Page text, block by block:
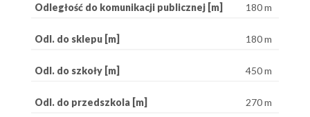
Odległość do komunikacji publicznej [m] 180 m
Odl. do sklepu [m] 180 m
Odl. do szkoły [m] 450 m
Odl. do przedszkola [m] 270 m